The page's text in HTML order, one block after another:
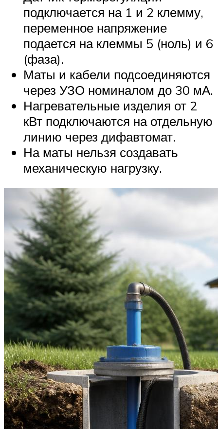
подключается на 1 и 2 клемму,
переменное напряжение
подается на клеммы 5 (ноль) и 6
(фаза).
Маты и кабели подсоединяются
через УЗО номиналом до 30 мА.
Нагревательные изделия от 2
кВт подключаются на отдельную
линию через дифавтомат.
На маты нельзя создавать
механическую нагрузку.